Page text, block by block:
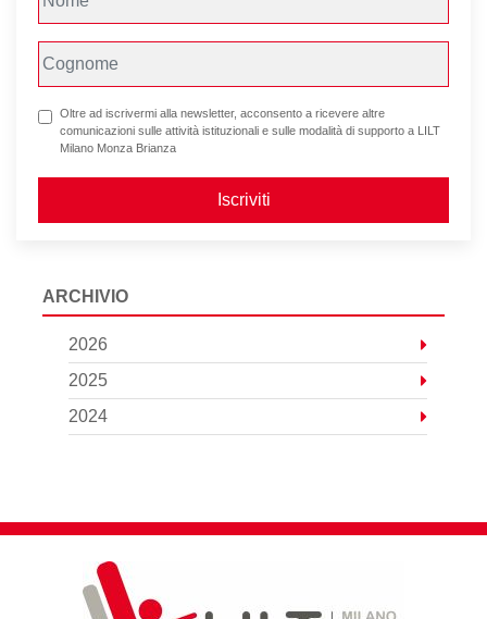
Oltre ad iscrivermi alla newsletter, acconsento a ricevere altre
comunicazioni sulle attività istituzionali e sulle modalità di supporto a LILT
Milano Monza Brianza
Iscriviti
ARCHIVIO
2026
2025
2024